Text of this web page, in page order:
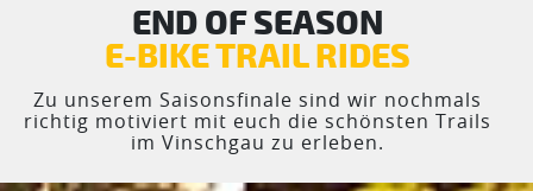
END OF SEASON
E-BIKE TRAIL RIDES
Zu unserem Saisonsfinale sind wir nochmals
richtig motiviert mit euch die schönsten Trails
im Vinschgau zu erleben.